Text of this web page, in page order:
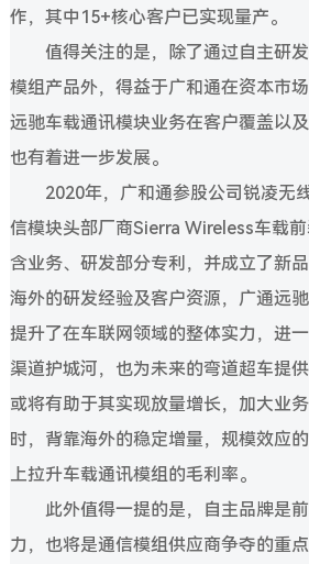
作，其中15+核心客户已实现量产。
值得关注的是，除了通过自主研
模组产品外，得益于广和通在资本市
远驰车载通讯模块业务在客户覆盖以
也有着进一步发展。
2020年，广和通参股公司锐凌无
信模块头部厂商Sierra Wireless车载
含业务、研发部分专利，并成立了新
海外的研发经验及客户资源，广通远
提升了在车联网领域的整体实力，进
渠道护城河，也为未来的弯道超车提
或将有助于其实现放量增长，加大业
时，背靠海外的稳定增量，规模效应
上拉升车载通讯模组的毛利率。
此外值得一提的是，自主品牌是
力，也将是通信模组供应商争夺的重